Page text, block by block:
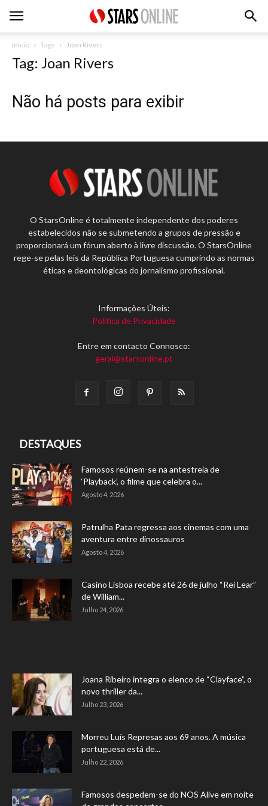
Inicio Tags Joan Rivers
Tag: Joan Rivers
Não há posts para exibir
O StarsOnline é totalmente independente dos poderes
estabelecidos não se submetendo a grupos de pressão e
proporcionará um fórum aberto à livre discussão. O StarsOnline
rege-se pelas leis da República Portuguesa cumprindo as normas
éticas e deontológicas do jornalismo profissional.
Informações Úteis:
Política de Privacidade
Entre em contacto Connosco:
geral@starsonline.pt
DESTAQUES
Famosos reúnem-se na antestreia de
‘Playback’, o filme que celebra o...
Agosto 4, 2026
Patrulha Pata regressa aos cinemas com uma
aventura entre dinossauros
Agosto 4, 2026
Casino Lisboa recebe até 26 de julho “Rei Lear”
de William...
Julho 24, 2026
Joana Ribeiro integra o elenco de “Clayface”, o
novo thriller da...
Julho 23, 2026
Morreu Luís Represas aos 69 anos. A música
portuguesa está de...
Julho 22, 2026
Famosos despedem-se do NOS Alive em noite